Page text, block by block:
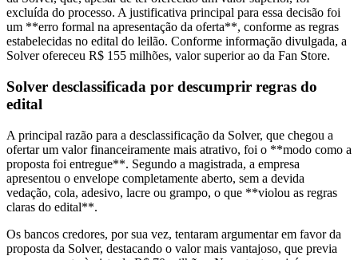
excluída do processo. A justificativa principal para essa decisão foi
um **erro formal na apresentação da oferta**, conforme as regras
estabelecidas no edital do leilão. Conforme informação divulgada, a
Solver ofereceu R$ 155 milhões, valor superior ao da Fan Store.
Solver desclassificada por descumprir regras do
edital
A principal razão para a desclassificação da Solver, que chegou a
ofertar um valor financeiramente mais atrativo, foi o **modo como a
proposta foi entregue**. Segundo a magistrada, a empresa
apresentou o envelope completamente aberto, sem a devida
vedação, cola, adesivo, lacre ou grampo, o que **violou as regras
claras do edital**.
Os bancos credores, por sua vez, tentaram argumentar em favor da
proposta da Solver, destacando o valor mais vantajoso, que previa